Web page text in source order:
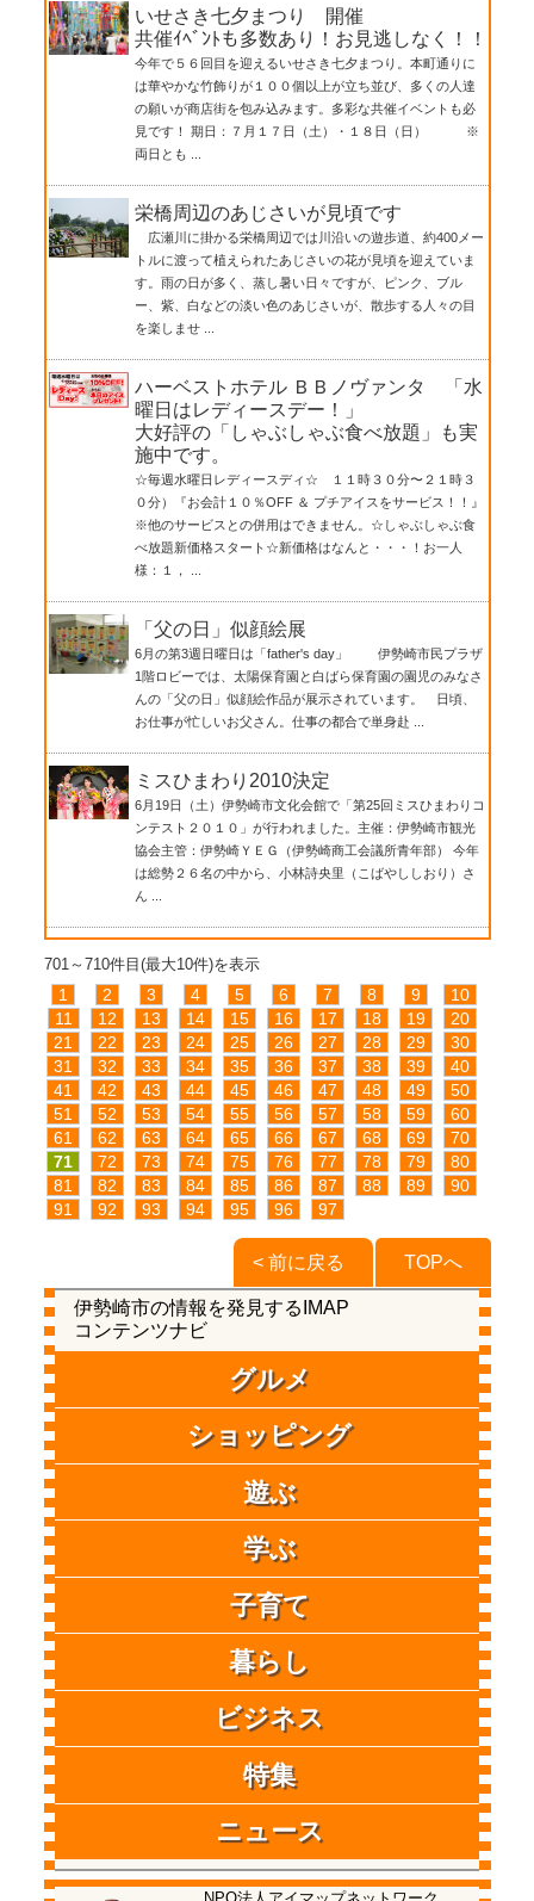
いせさき七夕まつり 開催
共催ｲﾍﾞﾝﾄも多数あり！お見逃しなく！！
今年で５６回目を迎えるいせさき七夕まつり。本町通りに
は華やかな竹飾りが１００個以上が立ち並び、多くの人達
の願いが商店街を包み込みます。多彩な共催イベントも必
見です！ 期日：７月１７日（土）・１８日（日） ※
両日とも ...
栄橋周辺のあじさいが見頃です
広瀬川に掛かる栄橋周辺では川沿いの遊歩道、約400メー
トルに渡って植えられたあじさいの花が見頃を迎えていま
す。雨の日が多く、蒸し暑い日々ですが、ピンク、ブル
ー、紫、白などの淡い色のあじさいが、散歩する人々の目
を楽しませ ...
ハーベストホテル ＢＢノヴァンタ 「水
曜日はレディースデー！」
大好評の「しゃぶしゃぶ食べ放題」も実
施中です。
☆毎週水曜日レディースディ☆ １１時３０分〜２１時３
０分）『お会計１０％OFF ＆ プチアイスをサービス！！』
※他のサービスとの併用はできません。☆しゃぶしゃぶ食
べ放題新価格スタート☆新価格はなんと・・・！お一人
様：１， ...
「父の日」似顔絵展
6月の第3週日曜日は「father's day」 伊勢崎市民プラザ
1階ロビーでは、太陽保育園と白ばら保育園の園児のみなさ
んの「父の日」似顔絵作品が展示されています。 日頃、
お仕事が忙しいお父さん。仕事の都合で単身赴 ...
ミスひまわり2010決定
6月19日（土）伊勢崎市文化会館で「第25回ミスひまわりコ
ンテスト２０１０」が行われました。主催：伊勢崎市観光
協会主管：伊勢崎ＹＥＧ（伊勢崎商工会議所青年部） 今年
は総勢２６名の中から、小林詩央里（こばやししおり）さ
ん ...
701～710件目(最大10件)を表示
1 2 3 4 5 6 7 8 9
10
11
12 13 14 15 16 17 18 19
20
21
22 23 24 25 26 27 28 29
30
31
32 33 34 35 36 37 38 39
40
41
42 43 44 45 46 47 48 49
50
51
52 53 54 55 56 57 58 59
60
61
62 63 64 65 66 67 68 69
70
71
72 73 74 75 76 77 78 79
80
81
82 83 84 85 86 87 88 89
90
91
92 93 94 95 96 97
TOPへ
< 前に戻る
伊勢崎市の情報を発見するIMAP
コンテンツナビ
グルメ
ショッピング
遊ぶ
学ぶ
子育て
暮らし
ビジネス
特集
ニュース